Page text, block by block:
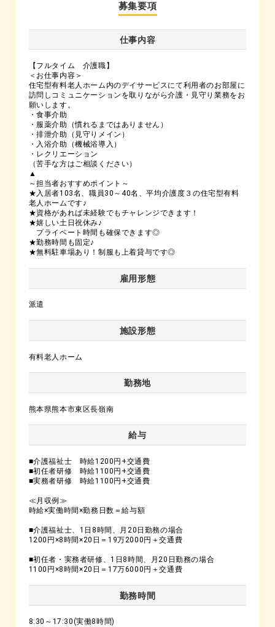
募集要項
仕事内容
【フルタイム 介護職】
＜お仕事内容＞
住宅型有料老人ホーム内のデイサービスにて利用者のお部屋に
訪問しコミュニケーションを取りながら介護・見守り業務をお
願いします。
・食事介助
・服薬介助（慣れるまではありません）
・排泄介助（見守りメイン）
・入浴介助（機械浴導入）
・レクリエーション
（苦手な方はご相談ください）
▲
～担当者おすすめポイント～
★入居者103名、職員30～40名、平均介護度３の住宅型有料
老人ホームです♪
★資格があれば未経験でもチャレンジできます！
★嬉しい土日祝休み♪
プライベート時間も確保できます◎
★勤務時間も固定♪
★無料駐車場あり！制服も上着貸与です◎
雇用形態
派遣
施設形態
有料老人ホーム
勤務地
熊本県熊本市東区長嶺南
給与
■介護福祉士 時給1200円+交通費
■初任者研修 時給1100円+交通費
■実務者研修 時給1100円+交通費
≪月収例≫
時給×実働時間×勤務日数＝給与額
■介護福祉士、1日8時間、月20日勤務の場合
1200円×8時間×20日＝19万2000円＋交通費
■初任者・実務者研修、1日8時間、月20日勤務の場合
1100円×8時間×20日＝17万6000円＋交通費
勤務時間
8:30～17:30(実働8時間)